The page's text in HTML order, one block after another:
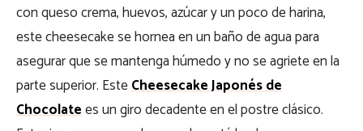
con queso crema, huevos, azúcar y un poco de harina,
este cheesecake se hornea en un baño de agua para
asegurar que se mantenga húmedo y no se agriete en la
parte superior. EsteCheesecake Japonés de
Chocolatees un giro decadente en el postre clásico.